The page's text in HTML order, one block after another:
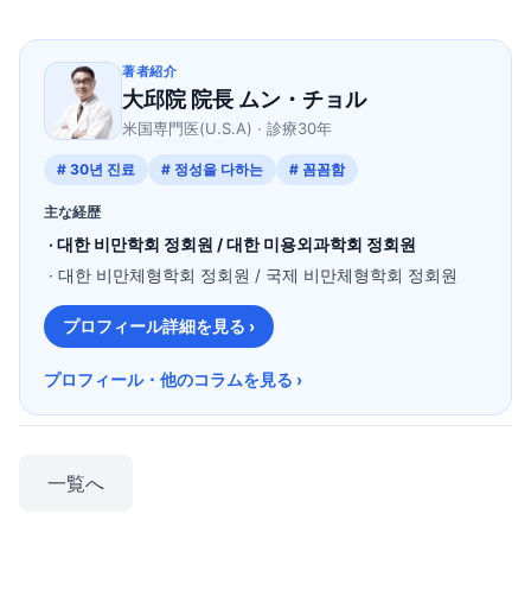
著者紹介
大邱院 院長 ムン・チョル
米国専門医(U.S.A) · 診療30年
# 30년 진료 # 정성을 다하는 # 꼼꼼함
主な経歴
· 대한 비만학회 정회원 / 대한 미용외과학회 정회원
· 대한 비만체형학회 정회원 / 국제 비만체형학회 정회원
プロフィール詳細を見る ›
プロフィール・他のコラムを見る ›
一覧へ